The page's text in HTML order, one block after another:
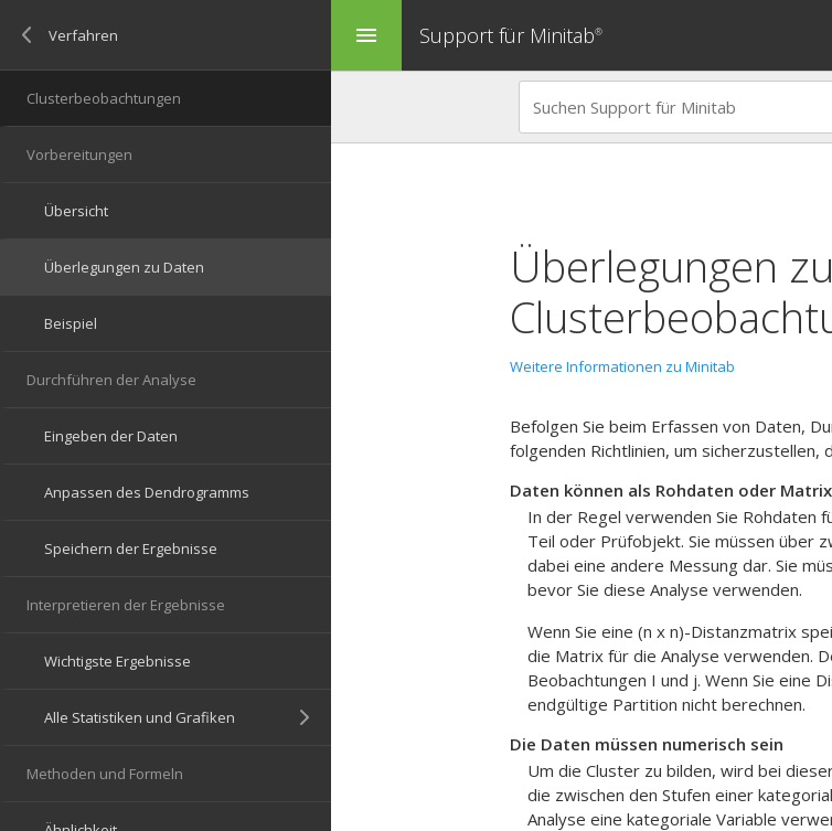
menu Support für Minitab®
Überlegungen
Weitere Informationen zu Minitab
Befolgen Sie beim Erfassen von Daten,
folgenden Richtlinien, um sicherzustellen,
Daten können als Rohdaten oder
In der Regel verwenden Sie Rohdaten
Teil oder Prüfobjekt. Sie müssen über
dabei eine andere Messung dar. Sie
bevor Sie diese Analyse verwenden.
Wenn Sie eine (n x n)-Distanzmatrix
die Matrix für die Analyse verwenden.
Beobachtungen I und j. Wenn Sie eine
endgültige Partition nicht berechnen.
Die Daten müssen numerisch sein
Um die Cluster zu bilden, wird bei
die zwischen den Stufen einer
Analyse eine kategoriale Variable